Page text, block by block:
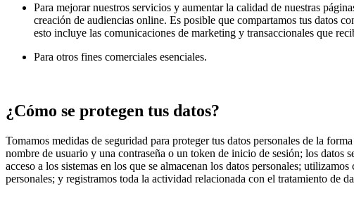
Para mejorar nuestros servicios y aumentar la calidad de nuestras
creación de audiencias online. Es posible que compartamos tus datos
esto incluye las comunicaciones de marketing y transaccionales que
Para otros fines comerciales esenciales.
¿Cómo se protegen tus datos?
Tomamos medidas de seguridad para proteger tus datos personales de la
nombre de usuario y una contraseña o un token de inicio de sesión; los datos
acceso a los sistemas en los que se almacenan los datos personales;
personales; y registramos toda la actividad relacionada con el tratamiento de